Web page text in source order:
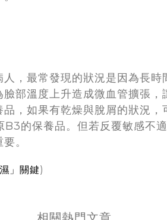
，最常發現的狀況是因為長
部溫度上升造成微血管擴張，
，如果有乾燥與脫屑的狀況
的保養品。但若反覆敏感不
。
」關鍵)